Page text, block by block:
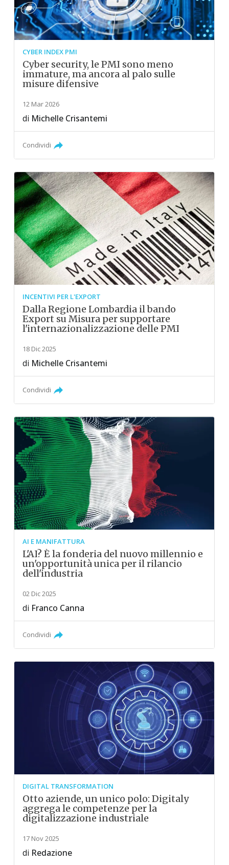
CYBER INDEX PMI
Cyber security, le PMI sono meno
immature, ma ancora al palo sulle
misure difensive
12 Mar 2026
di Michelle Crisantemi
Condividi
INCENTIVI PER L'EXPORT
Dalla Regione Lombardia il bando
Export su Misura per supportare
l'internazionalizzazione delle PMI
18 Dic 2025
di Michelle Crisantemi
Condividi
AI E MANIFATTURA
L'AI? È la fonderia del nuovo millennio e
un'opportunità unica per il rilancio
dell'industria
02 Dic 2025
di Franco Canna
Condividi
DIGITAL TRANSFORMATION
Otto aziende, un unico polo: Digitaly
aggrega le competenze per la
digitalizzazione industriale
17 Nov 2025
di Redazione